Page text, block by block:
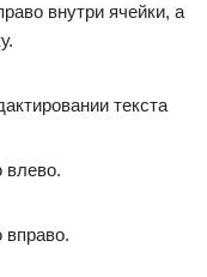
внутри ячейки, а
текста
влево.
вправо.